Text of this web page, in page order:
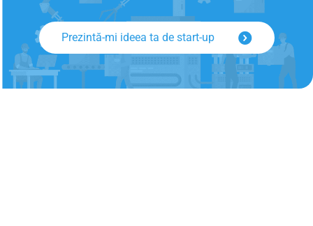
Prezintă-mi ideea ta de start-up